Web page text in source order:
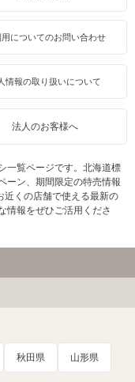
用についてのお問い合わせ
情報の取り扱いについて
法人のお客様へ
一覧ページです。北海道標
ーン、期間限定の特売情報
近くの店舗で使える最新の
情報をぜひご活用くださ
秋田県 山形県